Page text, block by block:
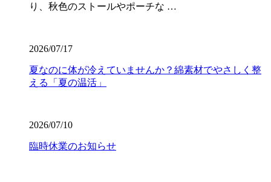
り、秋色のストールやポーチな …
2026/07/17
夏なのに体が冷えていませんか？綿素材でやさしく整
える「夏の温活」
2026/07/10
臨時休業のお知らせ